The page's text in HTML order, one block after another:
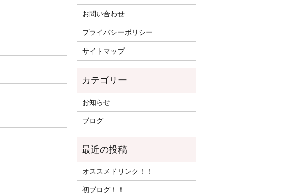
お問い合わせ
プライバシーポリシー
サイトマップ
お知らせ
ブログ
オススメドリンク！！
初ブログ！！